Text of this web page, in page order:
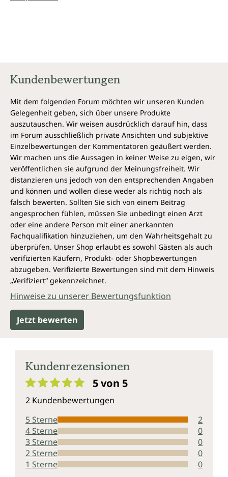
Kundenbewertungen
Mit dem folgenden Forum möchten wir unseren Kunden
Gelegenheit geben, sich über unsere Produkte
auszutauschen. Wir weisen ausdrücklich darauf hin, dass
im Forum ausschließlich private Ansichten und subjektive
Einzelbewertungen der Kommentatoren geäußert werden.
Wir machen uns die Aussagen in keiner Weise zu eigen, wir
veröffentlichen sie aufgrund der Meinungsfreiheit. Wir
distanzieren uns jedoch von den entsprechenden Angaben
und können und wollen diese weder als richtig noch als
falsch bewerten. Sollten Sie sich von einem Beitrag
angesprochen fühlen, müssen Sie unbedingt einen Arzt
oder eine andere Person mit einer anerkannten
Fachqualifikation hinzuziehen, um den Wahrheitsgehalt zu
überprüfen. Unser Shop erlaubt es sowohl Gästen als auch
verifizierten Käufern, Produkt- oder Shopbewertungen
abzugeben. Verifizierte Bewertungen sind mit dem Hinweis
„Verifiziert“ gekennzeichnet.
Hinweise zu unserer Bewertungsfunktion
Jetzt bewerten
Kundenrezensionen
5 von 5
2 Kundenbewertungen
5 Sterne
2
4 Sterne
0
3 Sterne
0
2 Sterne
0
1 Sterne
0